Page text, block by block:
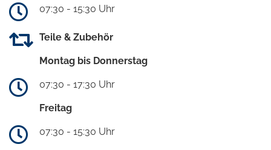
07:30 - 15:30 Uhr
Teile & Zubehör
Montag bis Donnerstag
07:30 - 17:30 Uhr
Freitag
07:30 - 15:30 Uhr